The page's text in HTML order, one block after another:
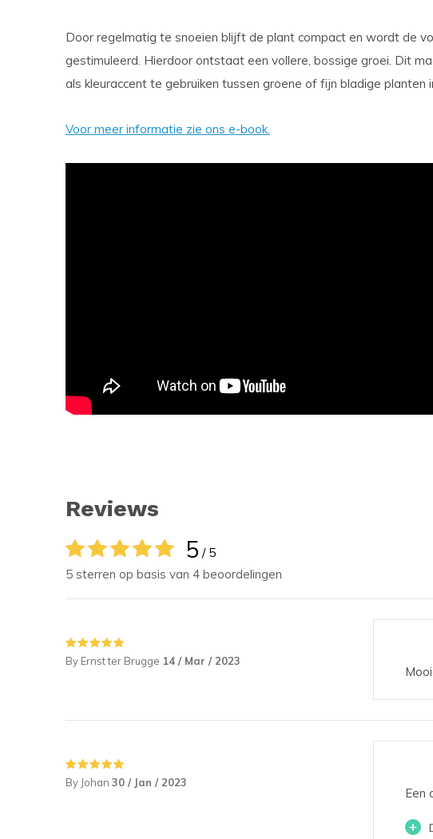
Door regelmatig te snoeien blijft de plant compact en wordt de
gestimuleerd. Hierdoor ontstaat een vollere, bossige groei. Dit
als kleuraccent te gebruiken tussen groene of fijn bladige planten
Voor meer informatie zie ons e-book.
Reviews
5 / 5
5 sterren op basis van 4 beoordelingen
By Ernst ter Brugge 14 / Mar / 2023
By Johan 30 / Jan / 2023
Een
+